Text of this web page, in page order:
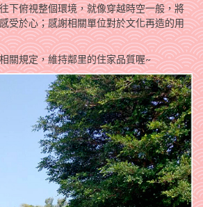
下俯視整個環境，就像穿越時空一般，將
受於心；感謝相關單位對於文化再造的用
關規定，維持鄰里的住家品質喔~